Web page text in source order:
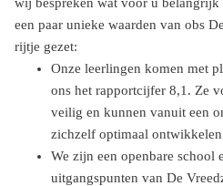
een paar unieke waarden van obs
rijtje gezet:
Onze leerlingen komen met
ons het rapportcijfer 8,1. Ze
veilig en kunnen vanuit een
zichzelf optimaal
We zijn een openbare school
uitgangspunten van De